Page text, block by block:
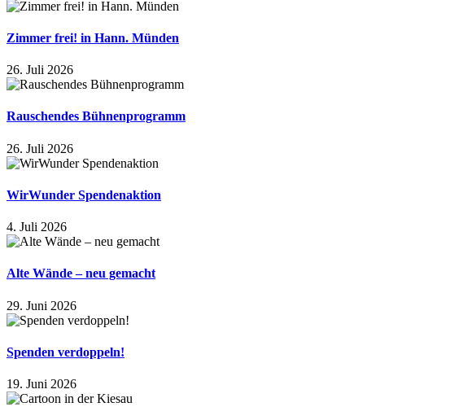
Zimmer frei! in Hann. Münden
26. Juli 2026
Rauschendes Bühnenprogramm
26. Juli 2026
WirWunder Spendenaktion
4. Juli 2026
Alte Wände – neu gemacht
29. Juni 2026
Spenden verdoppeln!
19. Juni 2026